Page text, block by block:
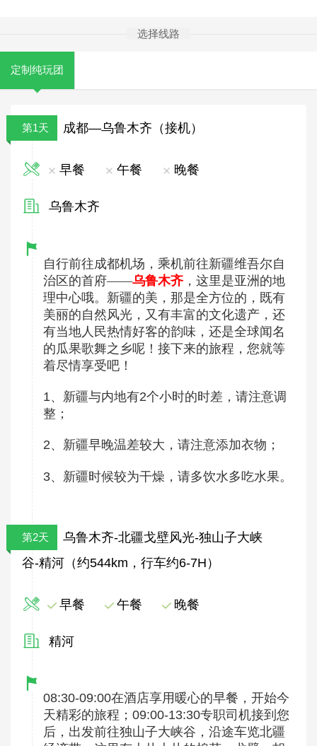
选择线路
定制纯玩团
第1天 成都—乌鲁木齐（接机）
早餐 午餐 晚餐
乌鲁木齐
自行前往成都机场，乘机前往新疆维吾尔自
治区的首府——乌鲁木齐，这里是亚洲的地
理中心哦。新疆的美，那是全方位的，既有
美丽的自然风光，又有丰富的文化遗产，还
有当地人民热情好客的韵味，还是全球闻名
的瓜果歌舞之乡呢！接下来的旅程，您就等
着尽情享受吧！
1、新疆与内地有2个小时的时差，请注意调
整；
2、新疆早晚温差较大，请注意添加衣物；
3、新疆时候较为干燥，请多饮水多吃水果。
第2天
乌鲁木齐-北疆戈壁风光-独山子大峡
谷-精河（约544km，行车约6-7H）
早餐 午餐 晚餐
精河
08:30-09:00在酒店享用暖心的早餐，开始今
天精彩的旅程；09:00-13:30专职司机接到您
后，出发前往独山子大峡谷，沿途车览北疆